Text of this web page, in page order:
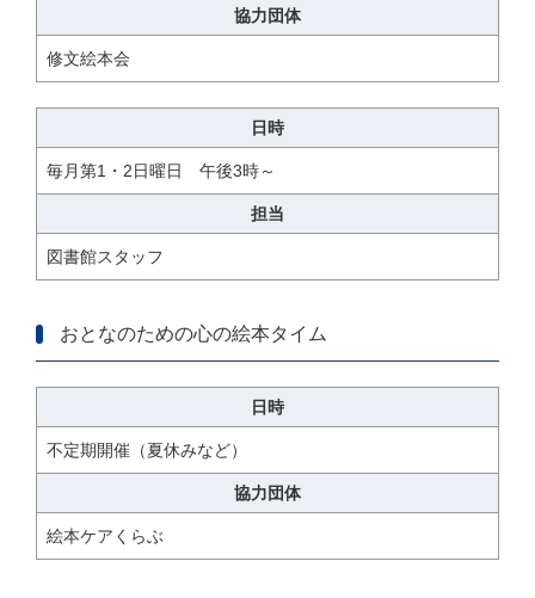
協力団体
修文絵本会
日時
毎月第1・2日曜日 午後3時～
担当
図書館スタッフ
おとなのための心の絵本タイム
日時
不定期開催（夏休みなど）
協力団体
絵本ケアくらぶ